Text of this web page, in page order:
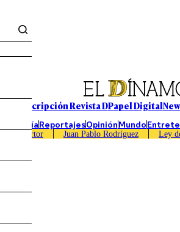
Suscripción Revista DPapel Digital
EconomíaReportajesOpiniónMundo
Caso Sartor Juan Pablo Rodríguez Ley